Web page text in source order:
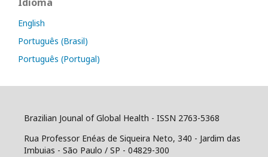
English
Português (Brasil)
Português (Portugal)
Brazilian Jounal of Global Health - ISSN 2763-5368
Rua Professor Enéas de Siqueira Neto, 340 - Jardim das
Imbuias - São Paulo / SP - 04829-300